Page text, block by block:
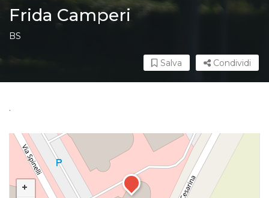
Frida Camperi
BS
Condividi
Salva
.